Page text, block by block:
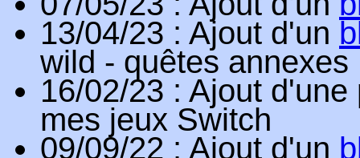
13/04/23 : Ajout d'un
wild - quêtes annexes
16/02/23 : Ajout
mes jeux Switch
09/09/22 : Ajout d'un